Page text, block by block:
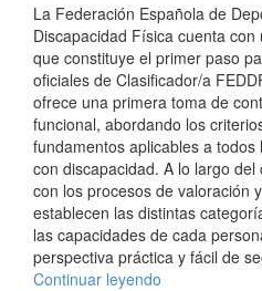
La Federación Española de
Discapacidad Física cuenta
que constituye el primer paso
oficiales de Clasificador/a
ofrece una primera toma de
funcional, abordando los
fundamentos aplicables a
con discapacidad. A lo largo
con los procesos de valoración
establecen las distintas
las capacidades de cada
perspectiva práctica y fácil de
Continuar leyendo